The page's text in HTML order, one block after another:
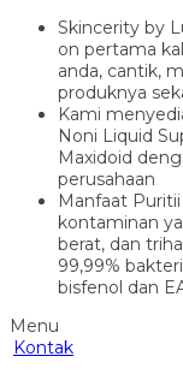
Skincerity by
on pertama
anda, cantik,
produknya
Kami
Noni Liquid
Maxidoid
perusahaan
Manfaat
kontaminan
berat, dan
99,99%
bisfenol dan
Menu
Kontak